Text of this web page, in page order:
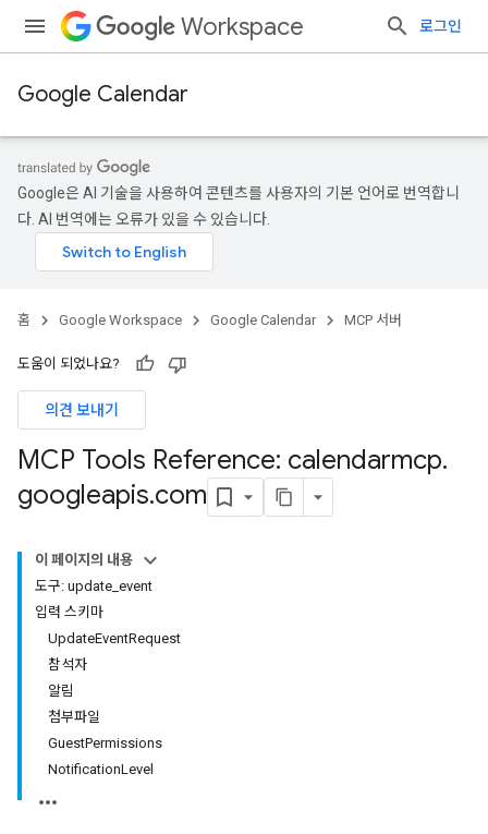
Workspace 로그인
Google Calendar
Google은 AI 기술을 사용하여 콘텐츠를 사용자의 기본 언어로 번역합니
다. AI 번역에는 오류가 있을 수 있습니다.
홈 Google Workspace Google Calendar MCP 서버
도움이 되었나요?
의견 보내기
MCP Tools Reference: calendarmcp.
googleapis.com
이 페이지의 내용
도구: update_event
입력 스키마
UpdateEventRequest
참석자
알림
첨부파일
GuestPermissions
NotificationLevel